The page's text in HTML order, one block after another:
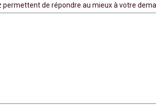
de répondre au mieux à votre